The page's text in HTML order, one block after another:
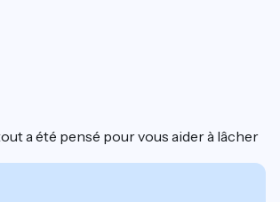
a été pensé pour vous aider à lâcher